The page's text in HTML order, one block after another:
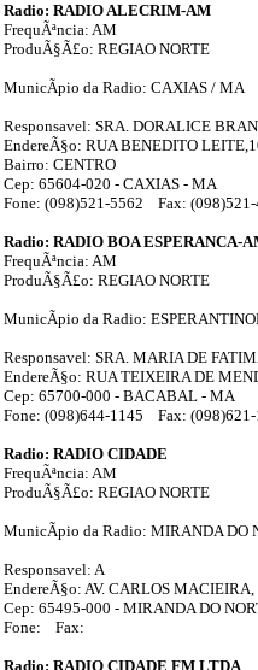
Radio: RADIO ALECRIM-AM
FrequÃªncia: AM
ProduÃ§Ã£o: REGIAO NORTE
MunicÃ­pio da Radio: CAXIAS / MA
Responsavel: SRA. DORALICE
EndereÃ§o: RUA BENEDITO
Bairro: CENTRO
Cep: 65604-020 - CAXIAS - MA
Fone: (098)521-5562 Fax: (098)521-
Radio: RADIO BOA ESPERANCA-
FrequÃªncia: AM
ProduÃ§Ã£o: REGIAO NORTE
MunicÃ­pio da Radio:
Responsavel: SRA. MARIA DE
EndereÃ§o: RUA TEIXEIRA DE
Cep: 65700-000 - BACABAL - MA
Fone: (098)644-1145 Fax: (098)621-
Radio: RADIO CIDADE
FrequÃªncia: AM
ProduÃ§Ã£o: REGIAO NORTE
MunicÃ­pio da Radio: MIRANDA DO
Responsavel: A
EndereÃ§o: AV. CARLOS MACIEIRA,
Cep: 65495-000 - MIRANDA DO
Fone: Fax:
Radio: RADIO CIDADE FM LTDA